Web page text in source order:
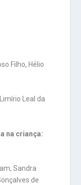
Filho, Hélio
Leal da
na criança:
Sandra
de